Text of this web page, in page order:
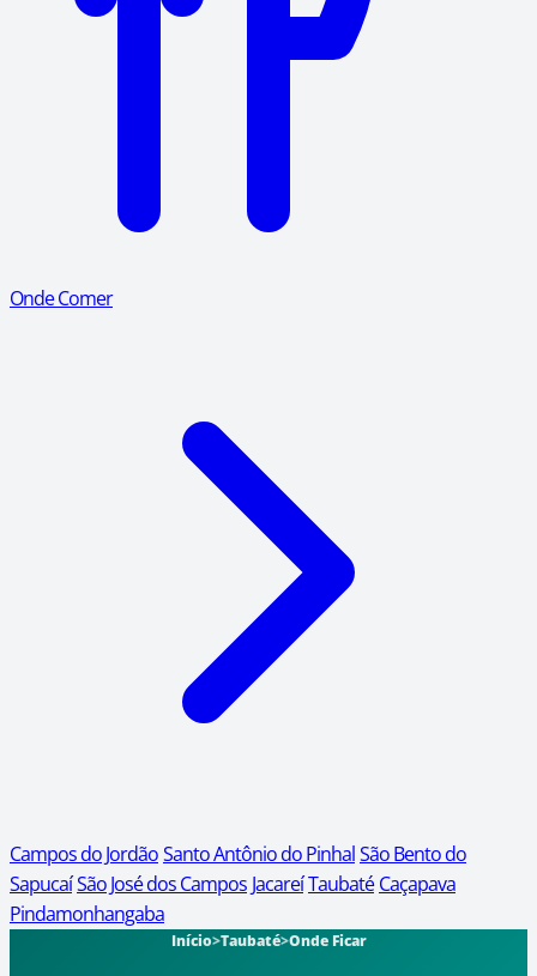
Onde Comer
Campos do JordãoSanto Antônio do PinhalSão Bento do
SapucaíSão José dos Campos JacareíTaubaté Caçapava
Pindamonhangaba
Início>Taubaté>Onde Ficar